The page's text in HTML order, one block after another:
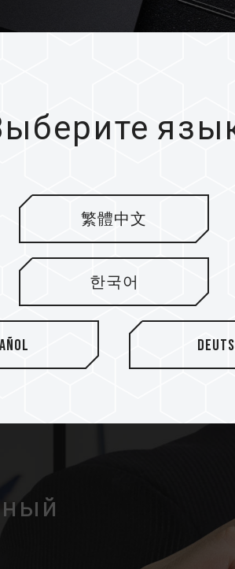
Флеш-накопитель
и 256 ГБ и 512,
данных.
繁體中文
한국어